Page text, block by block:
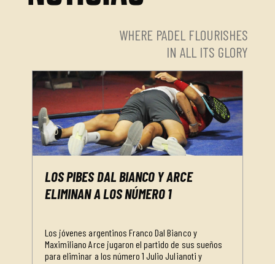
WHERE PADEL FLOURISHES
IN ALL ITS GLORY
LOS PIBES DAL BIANCO Y ARCE
ELIMINAN A LOS NÚMERO 1
Los jóvenes argentinos Franco Dal Bianco y
Maximiliano Arce jugaron el partido de sus sueños
para eliminar a los número 1 Julio Julianoti y